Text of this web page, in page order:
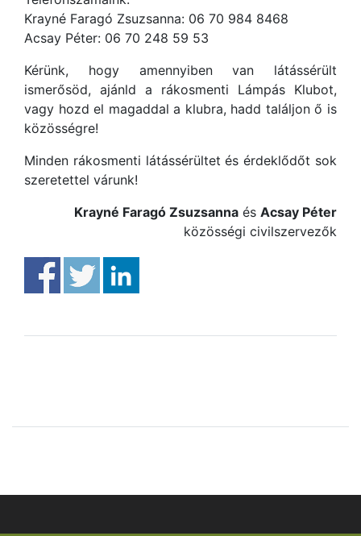
Krayné Faragó Zsuzsanna: 06 70 984 8468
Acsay Péter: 06 70 248 59 53
Kérünk, hogy amennyiben van látássérült
ismerősöd, ajánld a rákosmenti Lámpás Klubot,
vagy hozd el magaddal a klubra, hadd találjon ő is
közösségre!
Minden rákosmenti látássérültet és érdeklődőt sok
szeretettel várunk!
Krayné Faragó Zsuzsanna és Acsay Péter
közösségi civilszervezők